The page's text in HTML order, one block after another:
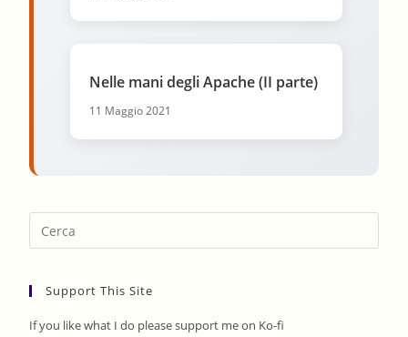
Nelle mani degli Apache (II parte)
11 Maggio 2021
Support This Site
If you like what I do please support me on Ko-fi